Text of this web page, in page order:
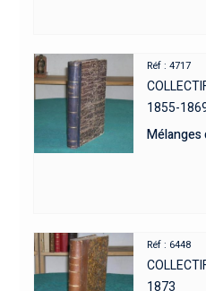
Réf : 4717
1855-
Mélanges
Réf : 6448
1873